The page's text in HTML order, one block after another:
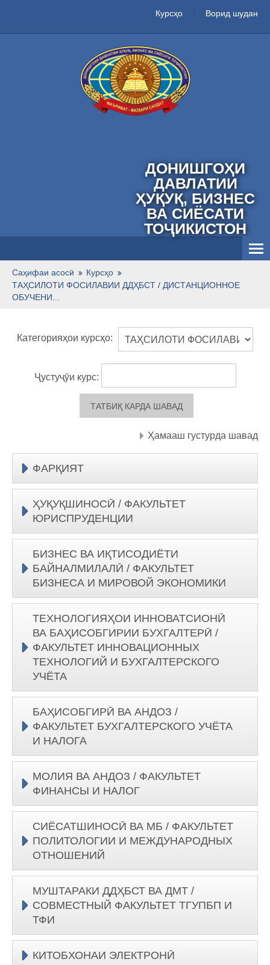
Курсҳо Ворид шудан
ДОНИШГОҲИ
ДАВЛАТИИ
ҲУҚУҚ, БИЗНЕС
ВА СИЁСАТИ
ТОҶИКИСТОН
Тоҷикӣ ‎(tj)‎
Саҳифаи асосӣ
Курсҳо
ТАҲСИЛОТИ ФОСИЛАВИИ ДДҲБСТ / ДИСТАНЦИОННОЕ
ОБУЧЕНИ...
Категорияҳои курсҳо:
Ҷустуҷӯи курс:
Ҳамааш густурда шавад
ФАРҚИЯТ
ҲУҚУҚШИНОСӢ / ФАКУЛЬТЕТ
ЮРИСПРУДЕНЦИИ
БИЗНЕС ВА ИҚТИСОДИЁТИ
БАЙНАЛМИЛАЛӢ / ФАКУЛЬТЕТ
БИЗНЕСА И МИРОВОЙ ЭКОНОМИКИ
ТЕХНОЛОГИЯҲОИ ИННОВАТСИОНӢ
ВА БАҲИСОБГИРИИ БУХГАЛТЕРӢ /
ФАКУЛЬТЕТ ИННОВАЦИОННЫХ
ТЕХНОЛОГИЙ И БУХГАЛТЕРСКОГО
УЧЁТА
БАҲИСОБГИРӢ ВА АНДОЗ /
ФАКУЛЬТЕТ БУХГАЛТЕРСКОГО УЧЁТА
И НАЛОГА
МОЛИЯ ВА АНДОЗ / ФАКУЛЬТЕТ
ФИНАНСЫ И НАЛОГ
СИЁСАТШИНОСӢ ВА МБ / ФАКУЛЬТЕТ
ПОЛИТОЛОГИИ И МЕЖДУНАРОДНЫХ
ОТНОШЕНИЙ
МУШТАРАКИ ДДҲБСТ ВА ДМТ /
СОВМЕСТНЫЙ ФАКУЛЬТЕТ ТГУПБП И
ТФИ
КИТОБХОНАИ ЭЛЕКТРОНӢ